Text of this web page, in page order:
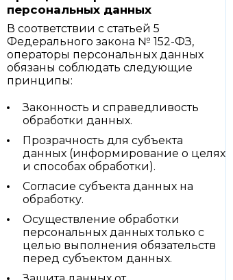
персональных данных
В соответствии с статьей 5
Федерального закона № 152-ФЗ,
операторы персональных данных
обязаны соблюдать следующие
принципы:
Законность и справедливость
обработки данных.
Прозрачность для субъекта
данных (информирование о целях
и способах обработки).
Согласие субъекта данных на
обработку.
Осуществление обработки
персональных данных только с
целью выполнения обязательств
перед субъектом данных.